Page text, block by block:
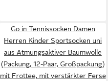
Go in Tennissocken Damen
Herren Kinder Sportsocken uni
aus Atmungsaktiver Baumwolle
(Packung, 12-Paar, Großpackung)
mit Frottee, mit verstärkter Ferse